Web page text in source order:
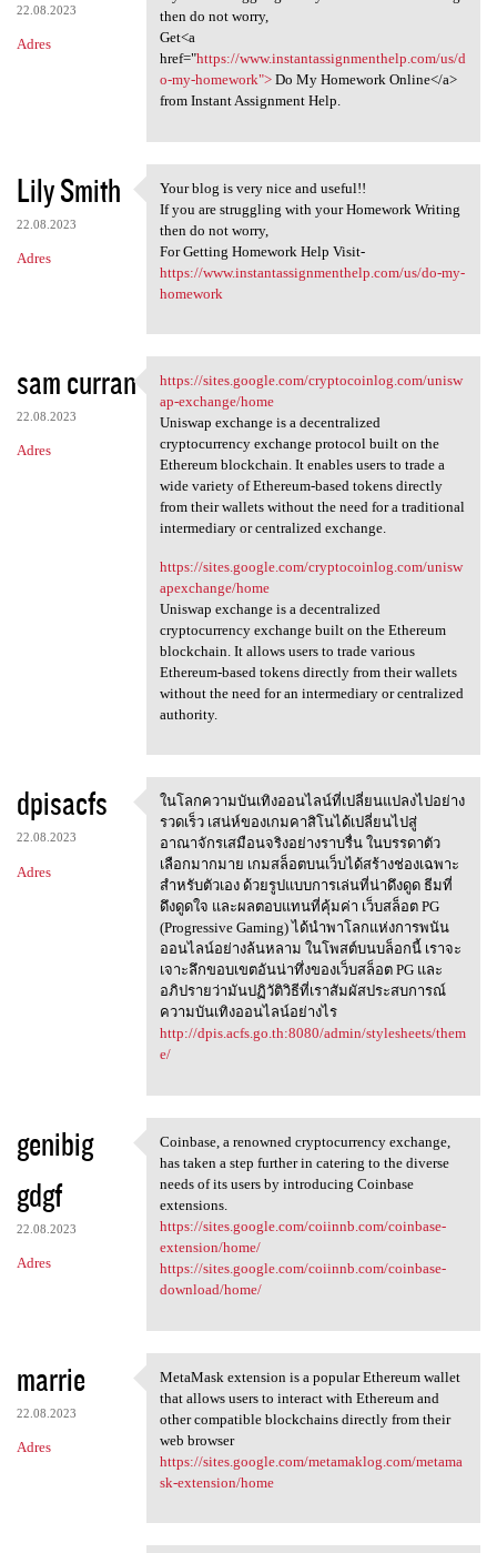
22.08.2023
Adres
then do not worry,
Get<a
href="https://www.instantassignmenthelp.com/us/d
o-my-homework">Do My Homework Online</a>
from Instant Assignment Help.
Lily Smith
22.08.2023
Adres
Your blog is very nice and
Your blog is very nice and useful!!
If you are struggling with your Homework Writing
then do not worry,
For Getting Homework Help Visit-
https://www.instantassignmenthelp.com/us/do-my-
homework
sam curran
22.08.2023
Adres
https://sites.google.com
https://sites.google.com/cryptocoinlog.com/unisw
ap-exchange/home
Uniswap exchange is a decentralized
cryptocurrency exchange protocol built on the
Ethereum blockchain. It enables users to trade a
wide variety of Ethereum-based tokens directly
from their wallets without the need for a traditional
intermediary or centralized exchange.
https://sites.google.com/cryptocoinlog.com/unisw
apexchange/home
Uniswap exchange is a decentralized
cryptocurrency exchange built on the Ethereum
blockchain. It allows users to trade various
Ethereum-based tokens directly from their wallets
without the need for an intermediary or centralized
authority.
dpisacfs
22.08.2023
Adres
ในโลกความบันเทิงออนไลน์ที่เปล
ในโลกความบันเทิงออนไลน์ที่เปลี่ยนแปลงไปอย่าง
รวดเร็ว เสน่ห์ของเกมคาสิโนได้เปลี่ยนไปสู่
อาณาจักรเสมือนจริงอย่างราบรื่น ในบรรดาตัว
เลือกมากมาย เกมสล็อตบนเว็บได้สร้างช่องเฉพาะ
สำหรับตัวเอง ด้วยรูปแบบการเล่นที่น่าดึงดูด ธีมที่
ดึงดูดใจ และผลตอบแทนที่คุ้มค่า เว็บสล็อต PG
(Progressive Gaming) ได้นำพาโลกแห่งการพนัน
ออนไลน์อย่างล้นหลาม ในโพสต์บนบล็อกนี้ เราจะ
เจาะลึกขอบเขตอันน่าทึ่งของเว็บสล็อต PG และ
อภิปรายว่ามันปฏิวัติวิธีที่เราสัมผัสประสบการณ์
ความบันเทิงออนไลน์อย่างไร
http://dpis.acfs.go.th:8080/admin/stylesheets/them
e/
genibig
gdgf
22.08.2023
Adres
Coinbase, a renowned
Coinbase, a renowned cryptocurrency exchange,
has taken a step further in catering to the diverse
needs of its users by introducing Coinbase
extensions.
https://sites.google.com/coiinnb.com/coinbase-
extension/home/
https://sites.google.com/coiinnb.com/coinbase-
download/home/
marrie
22.08.2023
Adres
MetaMask extension is a
MetaMask extension is a popular Ethereum wallet
that allows users to interact with Ethereum and
other compatible blockchains directly from their
web browser
https://sites.google.com/metamaklog.com/metama
sk-extension/home